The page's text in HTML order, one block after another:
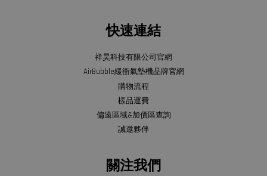
快速連結
祥昊科技有限公司官網
AirBubble緩衝氣墊機品牌官網
購物流程
樣品運費
偏遠區域&加價區查詢
誠邀夥伴
關注我們